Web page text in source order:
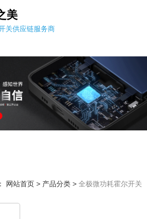
美
关供应链服务商
网站首页 > 产品分类 > 全极微功耗霍尔开关